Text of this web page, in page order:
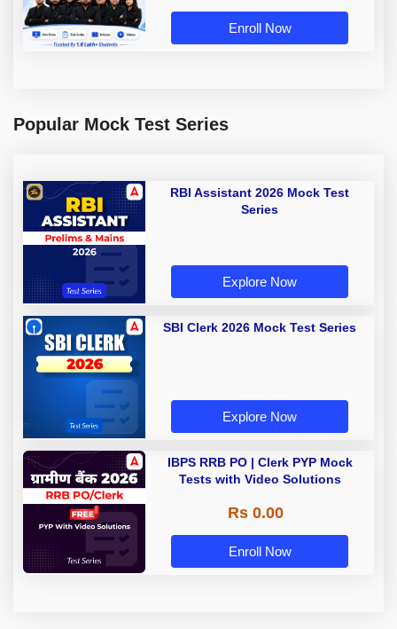
Enroll Now
Popular Mock Test Series
RBI Assistant 2026 Mock Test
Series
Explore Now
SBI Clerk 2026 Mock Test Series
Explore Now
IBPS RRB PO | Clerk PYP Mock
Tests with Video Solutions
Rs 0.00
Enroll Now